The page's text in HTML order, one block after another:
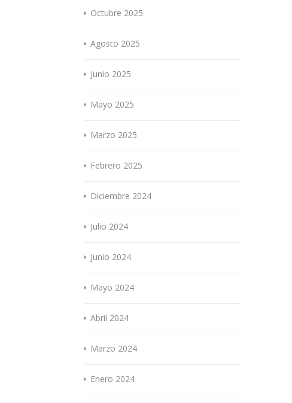
Octubre 2025
Agosto 2025
Junio 2025
Mayo 2025
Marzo 2025
Febrero 2025
Diciembre 2024
Julio 2024
Junio 2024
Mayo 2024
Abril 2024
Marzo 2024
Enero 2024